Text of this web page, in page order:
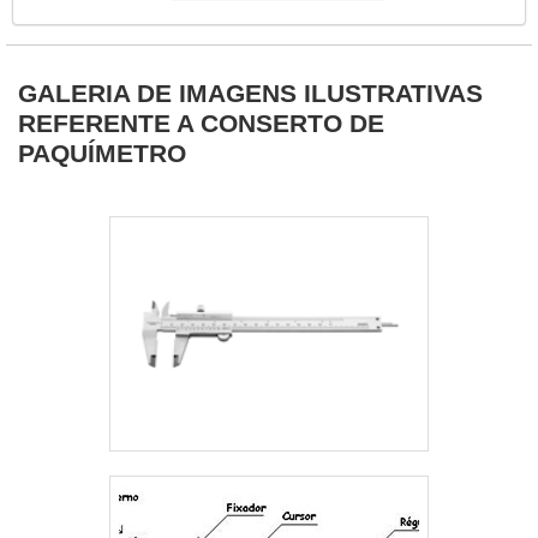
calibração com período de 12 a 36 meses..
GALERIA DE IMAGENS ILUSTRATIVAS
REFERENTE A CONSERTO DE
PAQUÍMETRO